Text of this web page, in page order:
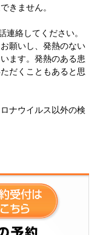
きません。
絡してください。
願いし、発熱のない
ます。発熱のある患
だくこともあると思
ナウイルス以外の検